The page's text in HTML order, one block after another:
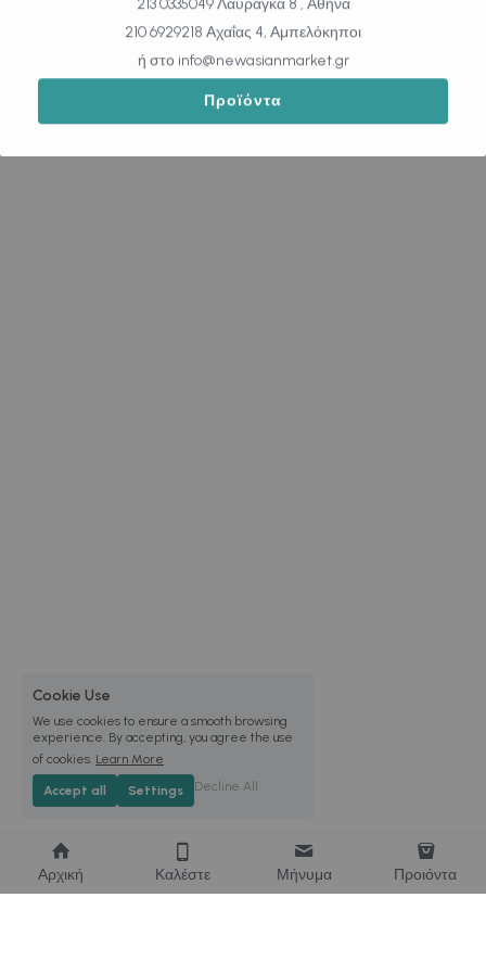
Αρχική Καλέστε Μήνυμα Προιόντα
Cookie Use
We use cookies to ensure a smooth browsing
experience. By accepting, you agree the use
of cookies. Learn More
Accept all Settings Decline All
213 0335049 Λαυράγκα 8 , Αθήνα
210 6929218 Αχαΐας 4, Αμπελόκηποι
ή στο info@newasianmarket.gr
Προϊόντα